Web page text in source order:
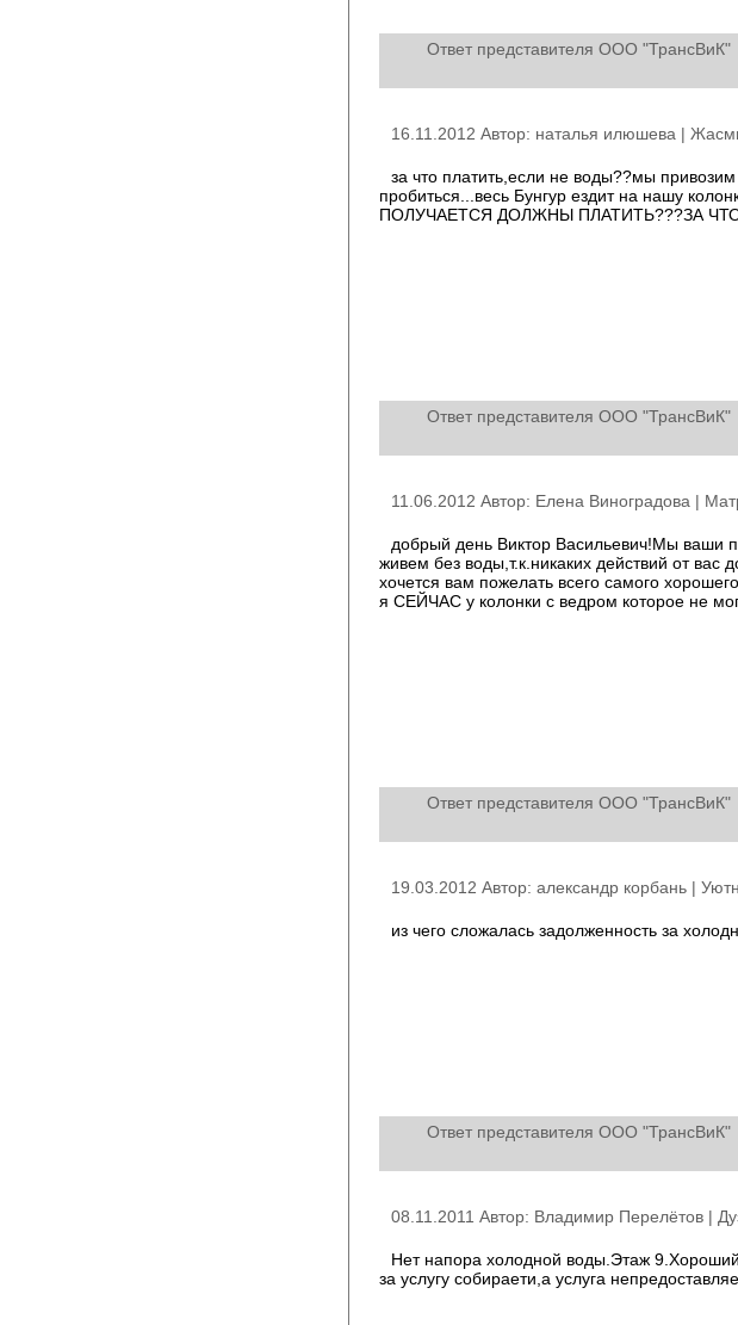
Ответ представителя ООО "ТрансВиК"
16.11.2012 Автор: наталья илюшева |
за что платить,если не воды??мы
пробиться...весь Бунгур ездит на нашу
ПОЛУЧАЕТСЯ ДОЛЖНЫ ПЛАТИТЬ???ЗА
Ответ представителя ООО "ТрансВиК"
11.06.2012 Автор: Елена Виноградова |
добрый день Виктор Васильевич!Мы ваши
живем без воды,т.к.никаких действий от
хочется вам пожелать всего самого
я СЕЙЧАС у колонки с ведром которое не
Ответ представителя ООО "ТрансВиК"
19.03.2012 Автор: александр корбань |
из чего сложалась задолженность за
Ответ представителя ООО "ТрансВиК"
08.11.2011 Автор: Владимир Перелётов |
Нет напора холодной воды.Этаж
за услугу собираети,а услуга